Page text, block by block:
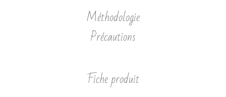
Méthodologie
Précautions
Fiche produit